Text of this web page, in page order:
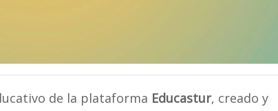
de la plataforma Educastur, creado y